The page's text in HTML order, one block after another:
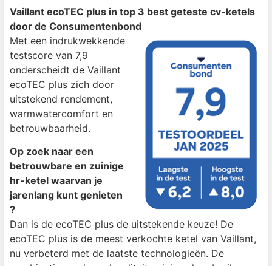
Vaillant ecoTEC plus in top 3 best geteste cv-ketels
door de Consumentenbond
Met een indrukwekkende
testscore van 7,9
onderscheidt de Vaillant
ecoTEC plus zich door
uitstekend rendement,
warmwatercomfort en
betrouwbaarheid.
Op zoek naar een
betrouwbare en zuinige
hr-ketel waarvan je
jarenlang kunt genieten
?
Dan is de ecoTEC plus de uitstekende keuze! De
ecoTEC plus is de meest verkochte ketel van Vaillant,
nu verbeterd met de laatste technologieën. De